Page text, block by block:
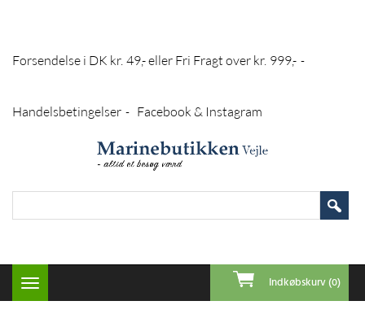
Forsendelse i DK kr. 49,- eller Fri Fragt over kr. 999,- -
Handelsbetingelser - Facebook & Instagram
Toggle
navigation
Indkøbskurv (0)